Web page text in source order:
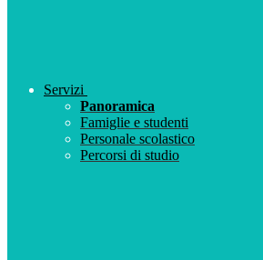
Servizi
Panoramica
Famiglie e studenti
Personale scolastico
Percorsi di studio